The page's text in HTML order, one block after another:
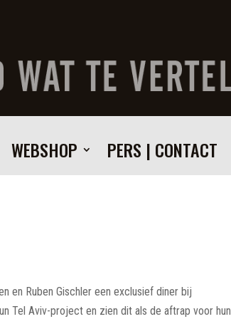
WEBSHOP PERS | CONTACT
en Ruben Gischler een exclusief diner bij
Tel Aviv-project en zien dit als de aftrap voor hun